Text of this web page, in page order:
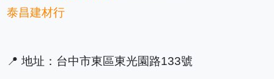
泰昌建材行
📍 地址：台中市東區東光園路133號